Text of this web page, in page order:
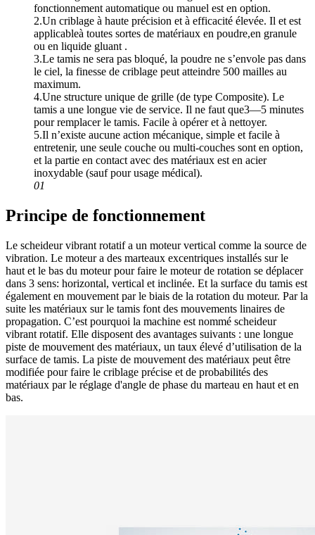
fonctionnement automatique ou manuel est en option.
2.Un criblage à haute précision et à efficacité élevée. Il et est
applicableà toutes sortes de matériaux en poudre,en granule
ou en liquide gluant .
3.Le tamis ne sera pas bloqué, la poudre ne s’envole pas dans
le ciel, la finesse de criblage peut atteindre 500 mailles au
maximum.
4.Une structure unique de grille (de type Composite). Le
tamis a une longue vie de service. Il ne faut que3—5 minutes
pour remplacer le tamis. Facile à opérer et à nettoyer.
5.Il n’existe aucune action mécanique, simple et facile à
entretenir, une seule couche ou multi-couches sont en option,
et la partie en contact avec des matériaux est en acier
inoxydable (sauf pour usage médical).
01
Principe de fonctionnement
Le scheideur vibrant rotatif a un moteur vertical comme la source de
vibration. Le moteur a des marteaux excentriques installés sur le
haut et le bas du moteur pour faire le moteur de rotation se déplacer
dans 3 sens: horizontal, vertical et inclinée. Et la surface du tamis est
également en mouvement par le biais de la rotation du moteur. Par la
suite les matériaux sur le tamis font des mouvements linaires de
propagation. C’est pourquoi la machine est nommé scheideur
vibrant rotatif. Elle disposent des avantages suivants : une longue
piste de mouvement des matériaux, un taux élevé d’utilisation de la
surface de tamis. La piste de mouvement des matériaux peut être
modifiée pour faire le criblage précise et de probabilités des
matériaux par le réglage d'angle de phase du marteau en haut et en
bas.